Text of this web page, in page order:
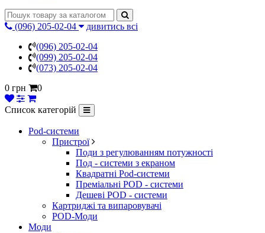
(096) 205-02-04
дивитись всі
(096) 205-02-04
(099) 205-02-04
(073) 205-02-04
0 грн
0
Список категорій
Pod-системи
Пристрої
Поди з регулюванням потужності
Под - системи з екраном
Квадратні Pod-системи
Преміальні POD - системи
Дешеві POD - системи
Картриджі та випаровувачі
POD-Моди
Моди